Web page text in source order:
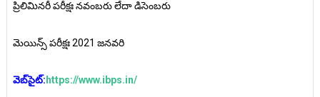
ప్రిలిమినరీ పరీక్షః నవంబరు లేదా డిసెంబరు
మెయిన్స్‌ పరీక్షః 2021 జనవరి
వెబ్‌సైట్‌: https://www.ibps.in/